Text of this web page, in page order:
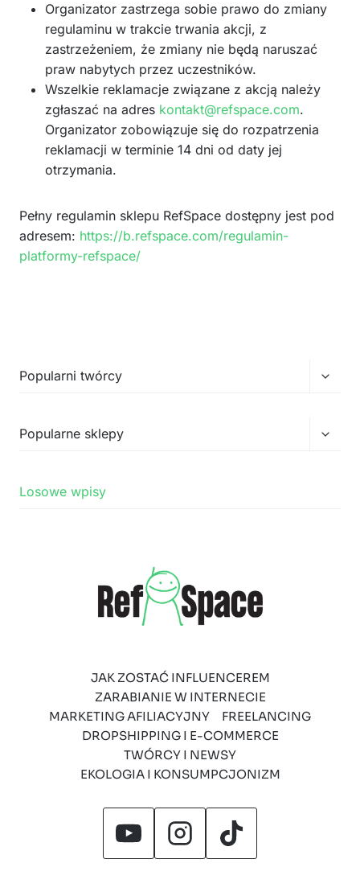
Organizator zastrzega sobie prawo do zmiany
regulaminu w trakcie trwania akcji, z
zastrzeżeniem, że zmiany nie będą naruszać
praw nabytych przez uczestników.
Wszelkie reklamacje związane z akcją należy
zgłaszać na adres kontakt@refspace.com.
Organizator zobowiązuje się do rozpatrzenia
reklamacji w terminie 14 dni od daty jej
otrzymania.
Pełny regulamin sklepu RefSpace dostępny jest pod
adresem: https://b.refspace.com/regulamin-
platformy-refspace/
Popularni twórcy
Popularne sklepy
Losowe wpisy
JAK ZOSTAĆ INFLUENCEREM
ZARABIANIE W INTERNECIE
MARKETING AFILIACYJNY
FREELANCING
DROPSHIPPING I E-COMMERCE
TWÓRCY I NEWSY
EKOLOGIA I KONSUMPCJONIZM